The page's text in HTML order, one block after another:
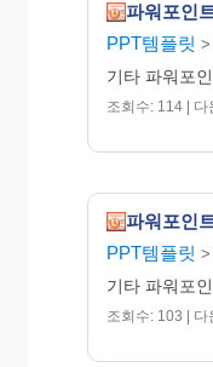
파워포인
PPT템플릿 >
기타 파워포
조회수: 114 | 다
파워포인
PPT템플릿 >
기타 파워포
조회수: 103 |